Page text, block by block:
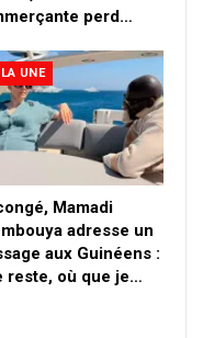
perd…
UNE
Mamadi
adresse un
aux Guinéens :
reste, où que je…